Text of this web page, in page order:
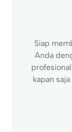
Siap
Anda
kapan